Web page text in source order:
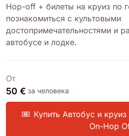
Hop-off + билеты на круиз по
познакомиться с культовыми
достопримечательностями и
автобусе и лодке.
От
50 € за человека
Купить Автобус и
On-Hop